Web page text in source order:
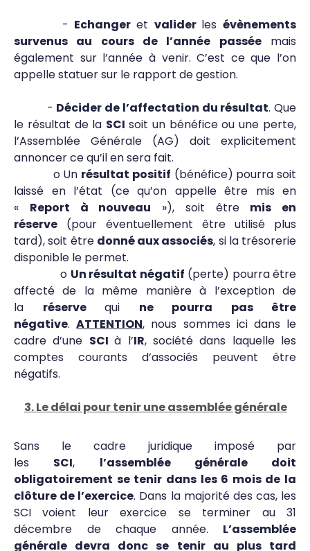
- Echanger et valider lesévènements
survenus au cours de l’année passéemais
également sur l’année à venir. C’est ce que l’on
appelle statuer sur le rapport de gestion.
- Décider de l’affectation du résultat. Que
le résultat de la SCIsoit un bénéfice ou une perte,
l’Assemblée Générale (AG) doit explicitement
annoncer ce qu’il en sera fait.
o Un résultat positif (bénéfice) pourra soit
laissé en l’état (ce qu’on appelle être mis en
« Report à nouveau »), soit être mis en
réserve (pour éventuellement être utilisé plus
tard), soit être donné aux associés, si la trésorerie
disponible le permet.
o Un résultat négatif (perte) pourra être
affecté de la même manière à l’exception de
la réserve qui ne pourra pas être
négative.ATTENTION, nous sommes ici dans le
cadre d’une SCIà l’IR, société dans laquelle les
comptes courants d’associés peuvent être
négatifs.
3. Le délai pour tenir une assemblée générale
Sans le cadre juridique imposé par
les SCI, l’assemblée générale doit
obligatoirement se tenir dans les 6 mois de la
clôture de l’exercice. Dans la majorité des cas, les
SCI voient leur exercice se terminer au 31
décembre de chaque année. L’assemblée
générale devra donc se tenir au plus tard